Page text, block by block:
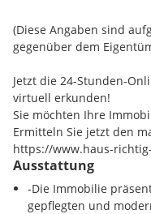
Lebensgefühl.
Obergeschoss, der sich
oder kreativer
modernes Wohnen mit
Ein Haus für Menschen,
und dabei nicht auf
eine gute Infrastruktur
Hauptschule 23.12 km
Nahversorgung
Einkaufsmöglichkeiten
Gaststätten 0.85 km
Verkehr
Flughafen 21.18 km
Fernbahnhof 1.25 km
Autobahn 4.26 km
Bus 0.14 km
(Diese Angaben sind
gegenüber dem
Jetzt die 24-Stunden-
virtuell erkunden!
Sie möchten Ihre
Ermitteln Sie jetzt den
https://www.haus-
Ausstattung
-Die Immobilie
gepflegten und